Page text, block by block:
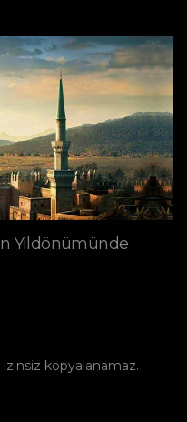
Yıldönümünde
kopyalanamaz.